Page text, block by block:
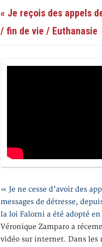
« Je reçois des appels
/ fin de vie / Euthanasie
« Je ne cesse d’avoir des
messages de détresse,
la loi Falorni a été adopté
Véronique Zamparo a
vidéo sur internet. Dans les